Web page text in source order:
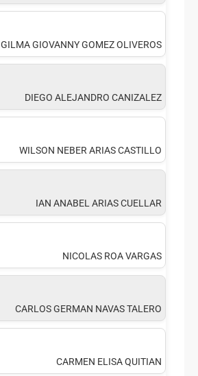
GILMA GIOVANNY GOMEZ OLIVEROS
DIEGO ALEJANDRO CANIZALEZ
WILSON NEBER ARIAS CASTILLO
IAN ANABEL ARIAS CUELLAR
NICOLAS ROA VARGAS
CARLOS GERMAN NAVAS TALERO
CARMEN ELISA QUITIAN